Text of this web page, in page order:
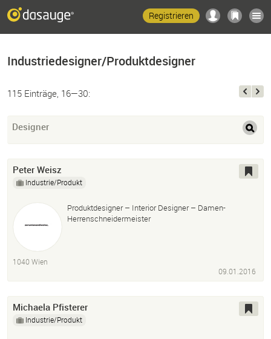
Registrieren
Industriedesigner/Produktdesigner
115 Einträge, 16—30:
Designer
Peter Weisz
Industrie/Produkt
Produktdesigner – Interior Designer – Damen-
Herrenschneidermeister
1040 Wien
09.01.2016
Michaela Pfisterer
Industrie/Produkt